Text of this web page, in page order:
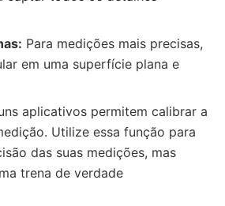
Para medições mais precisas,
em uma superfície plana e
aplicativos permitem calibrar a
Utilize essa função para
das suas medições, mas
trena de verdade